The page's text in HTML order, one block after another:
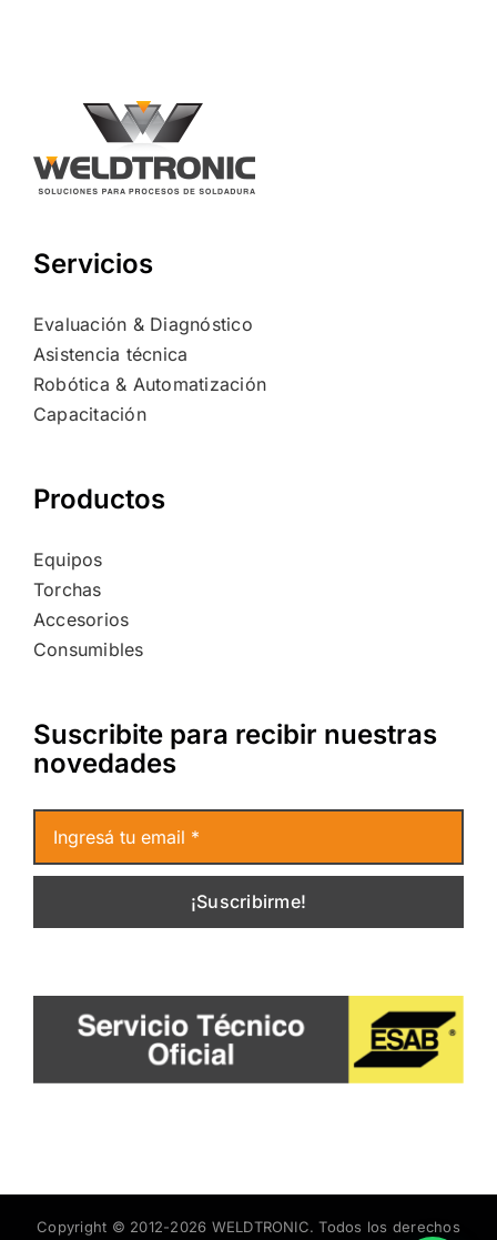
Servicios
Evaluación & Diagnóstico
Asistencia técnica
Robótica & Automatización
Capacitación
Productos
Equipos
Torchas
Accesorios
Consumibles
Suscribite para recibir nuestras
novedades
¡Suscribirme!
Copyright © 2012-2026 WELDTRONIC. Todos los derechos